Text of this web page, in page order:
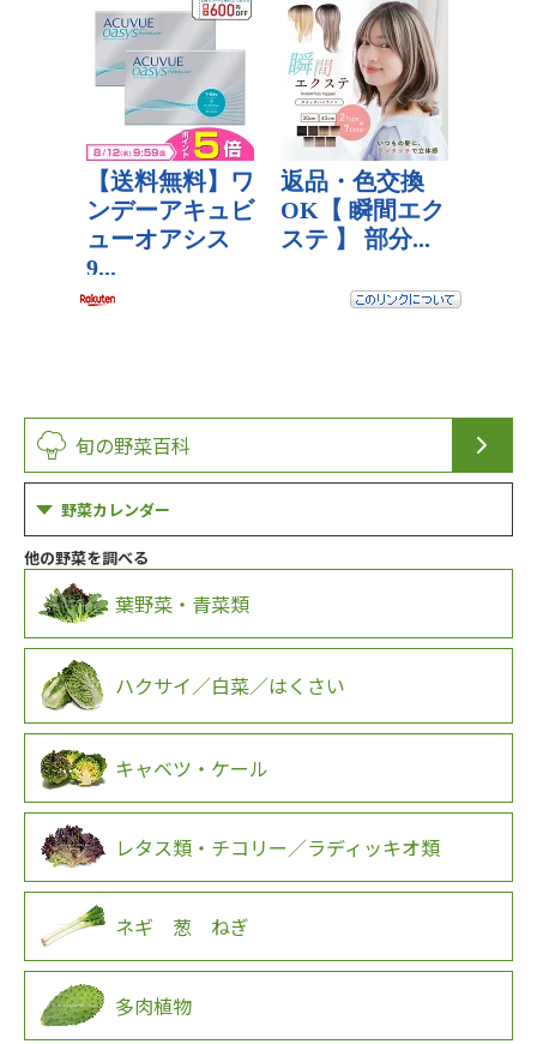
旬の野菜百科
野菜カレンダー
他の野菜を調べる
葉野菜・青菜類
ハクサイ／白菜／はくさい
キャベツ・ケール
レタス類・チコリー／ラディッキオ類
ネギ 葱 ねぎ
多肉植物